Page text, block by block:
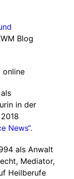
Blog
online
in der
News“.
als Anwalt
Mediator,
Heilberufe